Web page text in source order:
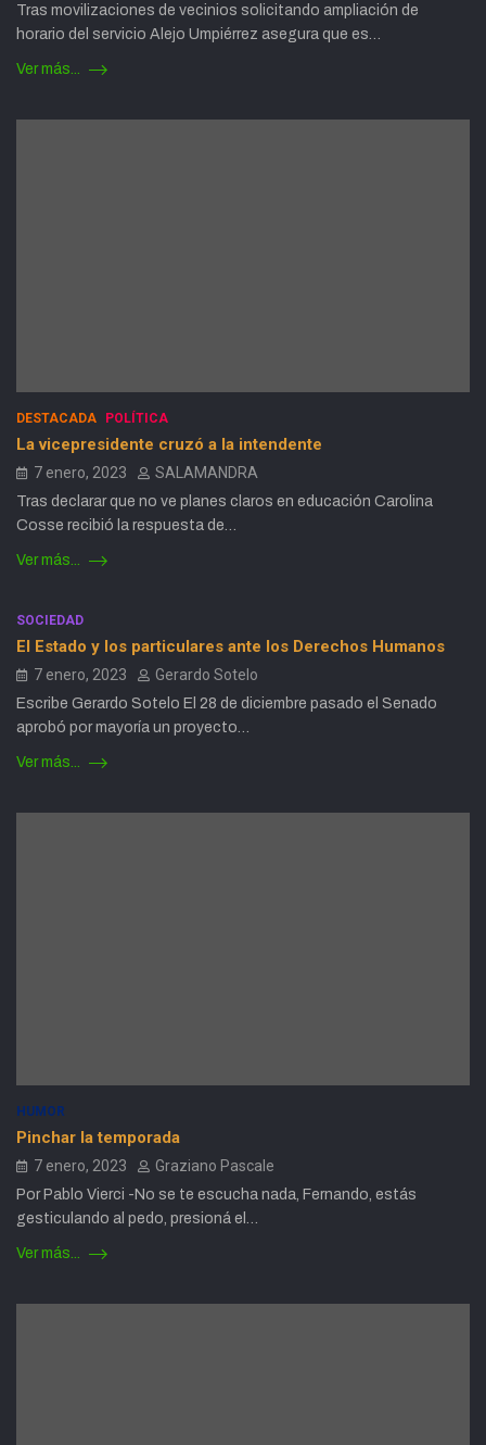
Tras movilizaciones de vecinios solicitando ampliación de
horario del servicio Alejo Umpiérrez asegura que es…
Ver más...
DESTACADA POLÍTICA
La vicepresidente cruzó a la intendente
7 enero, 2023 SALAMANDRA
Tras declarar que no ve planes claros en educación Carolina
Cosse recibió la respuesta de…
Ver más...
SOCIEDAD
El Estado y los particulares ante los Derechos Humanos
7 enero, 2023 Gerardo SoteIo
Escribe Gerardo Sotelo El 28 de diciembre pasado el Senado
aprobó por mayoría un proyecto…
Ver más...
HUMOR
Pinchar la temporada
7 enero, 2023 Graziano Pascale
Por Pablo Vierci -No se te escucha nada, Fernando, estás
gesticulando al pedo, presioná el…
Ver más...